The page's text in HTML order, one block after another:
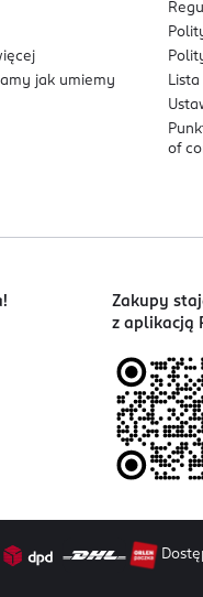
jak umiemy
of
Zakupy
z aplikacją